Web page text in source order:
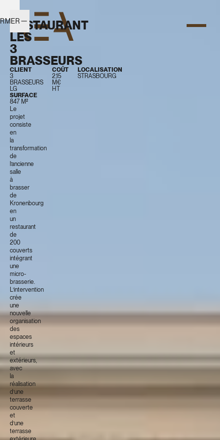
RESTAURANT
LES
3
BRASSEURS
CLIENT
3
BRASSEURS
LG
COÛT
2,15
M€
HT
LOCALISATION
STRASBOURG
SURFACE
847 M²
Le
projet
consiste
en
la
transformation
de
l’ancienne
salle
à
brasser
de
Kronenbourg
en
un
restaurant
de
200
couverts
intégrant
une
micro-
brasserie.
L’intervention
crée
une
nouvelle
organisation
des
espaces
intérieurs
et
extérieurs,
avec
la
réalisation
d’une
terrasse
couverte
et
d’une
terrasse